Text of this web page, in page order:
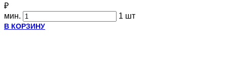
₽
мин.
1 шт
В КОРЗИНУ